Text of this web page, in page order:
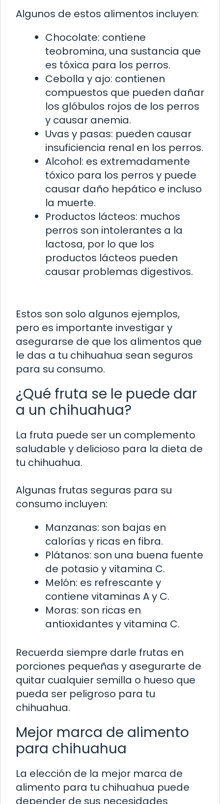
Algunos de estos alimentos incluyen:
Chocolate: contiene
teobromina, una sustancia que
es tóxica para los perros.
Cebolla y ajo: contienen
compuestos que pueden dañar
los glóbulos rojos de los perros
y causar anemia.
Uvas y pasas: pueden causar
insuficiencia renal en los perros.
Alcohol: es extremadamente
tóxico para los perros y puede
causar daño hepático e incluso
la muerte.
Productos lácteos: muchos
perros son intolerantes a la
lactosa, por lo que los
productos lácteos pueden
causar problemas digestivos.
Estos son solo algunos ejemplos,
pero es importante investigar y
asegurarse de que los alimentos que
le das a tu chihuahua sean seguros
para su consumo.
¿Qué fruta se le puede dar
a un chihuahua?
La fruta puede ser un complemento
saludable y delicioso para la dieta de
tu chihuahua.
Algunas frutas seguras para su
consumo incluyen:
Manzanas: son bajas en
calorías y ricas en fibra.
Plátanos: son una buena fuente
de potasio y vitamina C.
Melón: es refrescante y
contiene vitaminas A y C.
Moras: son ricas en
antioxidantes y vitamina C.
Recuerda siempre darle frutas en
porciones pequeñas y asegurarte de
quitar cualquier semilla o hueso que
pueda ser peligroso para tu
chihuahua.
Mejor marca de alimento
para chihuahua
La elección de la mejor marca de
alimento para tu chihuahua puede
depender de sus necesidades